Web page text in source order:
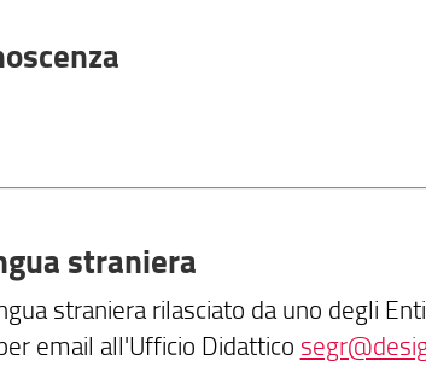
straniera
straniera rilasciato da uno degli
email all'Ufficio Didattico